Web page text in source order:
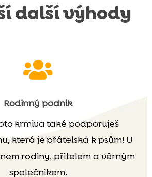
další výhody

Rodinný podnik
krmiva také podporuješ
která je přátelská k psům! U
rodiny, přítelem a věrným
společníkem.